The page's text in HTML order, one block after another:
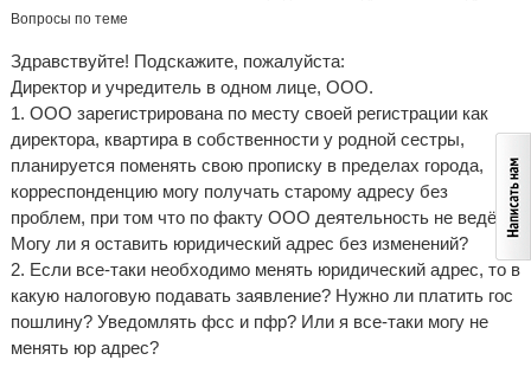
Вопросы по теме
Здравствуйте! Подскажите, пожалуйста:
Директор и учредитель в одном лице, ООО.
1. ООО зарегистрирована по месту своей регистрации как
директора, квартира в собственности у родной сестры,
планируется поменять свою прописку в пределах города,
корреспонденцию могу получать старому адресу без
проблем, при том что по факту ООО деятельность не ведёт.
Могу ли я оставить юридический адрес без изменений?
2. Если все-таки необходимо менять юридический адрес, то в
какую налоговую подавать заявление? Нужно ли платить гос
пошлину? Уведомлять фсс и пфр? Или я все-таки могу не
менять юр адрес?